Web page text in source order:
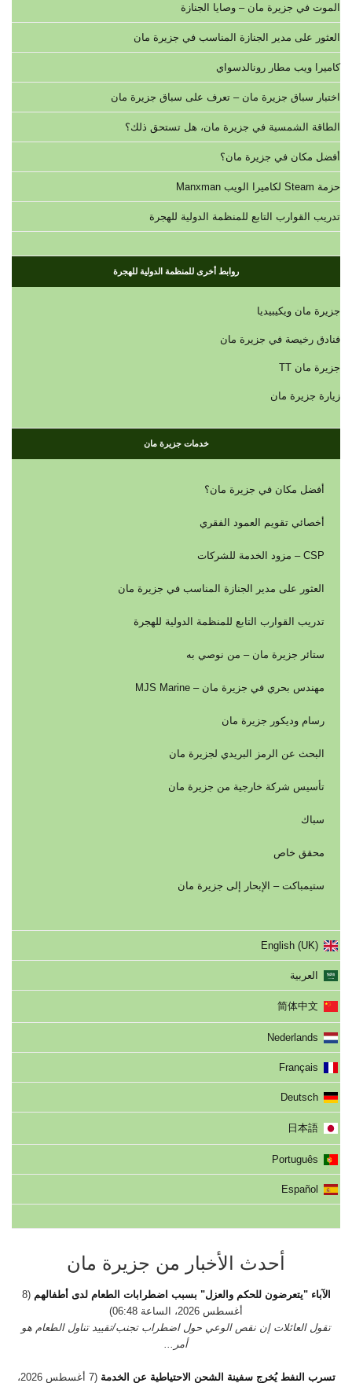
الموت في جزيرة مان – وصايا الجنازة
العثور على مدير الجنازة المناسب في جزيرة مان
كاميرا ويب مطار رونالدسواي
اختبار سباق جزيرة مان – تعرف على سباق جزيرة مان
الطاقة الشمسية في جزيرة مان، هل تستحق ذلك؟
أفضل مكان في جزيرة مان؟
حزمة Steam لكاميرا الويب Manxman
تدريب القوارب التابع للمنظمة الدولية للهجرة
روابط أخرى للمنظمة الدولية للهجرة
جزيرة مان ويكيبيديا
فنادق رخيصة في جزيرة مان
جزيرة مان TT
زيارة جزيرة مان
خدمات جزيرة مان
أفضل مكان في جزيرة مان؟
أخصائي تقويم العمود الفقري
CSP – مزود الخدمة للشركات
العثور على مدير الجنازة المناسب في جزيرة مان
تدريب القوارب التابع للمنظمة الدولية للهجرة
ستائر جزيرة مان – من نوصي به
مهندس بحري في جزيرة مان – MJS Marine
رسام وديكور جزيرة مان
البحث عن الرمز البريدي لجزيرة مان
تأسيس شركة خارجية من جزيرة مان
سباك
محقق خاص
ستيمباكت – الإبحار إلى جزيرة مان
English (UK)
العربية
简体中文
Nederlands
Français
Deutsch
日本語
Português
Español
أحدث الأخبار من جزيرة مان
الآباء "يتعرضون للحكم والعزل" بسبب اضطرابات الطعام لدى أطفالهم
(8
أغسطس 2026، الساعة 06:48)
تقول العائلات إن نقص الوعي حول اضطراب تجنب/تقييد تناول الطعام هو
أمر...
تسرب النفط يُخرج سفينة الشحن الاحتياطية عن الخدمة (7 أغسطس 2026،